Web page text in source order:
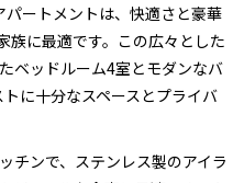
ートメントは、快適さと豪華
族に最適です。この広々とした
ベッドルーム4室とモダンなバ
に十分なスペースとプライバ
チンで、ステンレス製のアイラ